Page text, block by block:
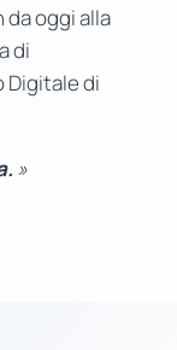
oggi alla
di
Digitale di
»